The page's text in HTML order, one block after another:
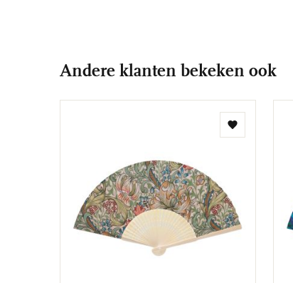
Andere klanten bekeken ook
Toevoegen